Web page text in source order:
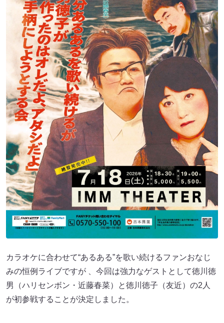
カラオケに合わせて“あるある”を歌い続けるファンおなじ
みの恒例ライブですが 、今回は強力なゲストとして徳川徳
男（ハリセンボン・近藤春菜）と徳川徳子（友近）の2人
が初参戦することが決定しました。